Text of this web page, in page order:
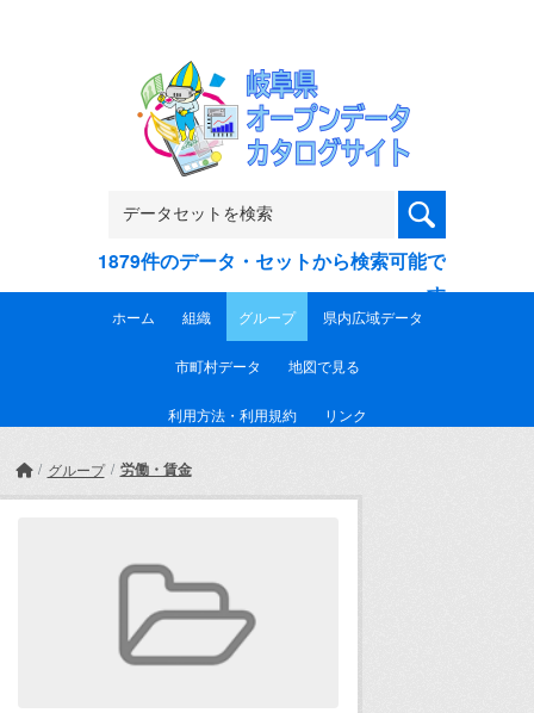
1879件のデータ・セットから検索可能で
す
ホーム 組織 グループ 県内広域データ
市町村データ 地図で見る
利用方法・利用規約 リンク
グループ 労働・賃金